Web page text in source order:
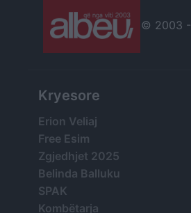
© 2003 -
Kryesore
Erion Veliaj
Free Esim
Zgjedhjet 2025
Belinda Balluku
SPAK
Kombëtarja